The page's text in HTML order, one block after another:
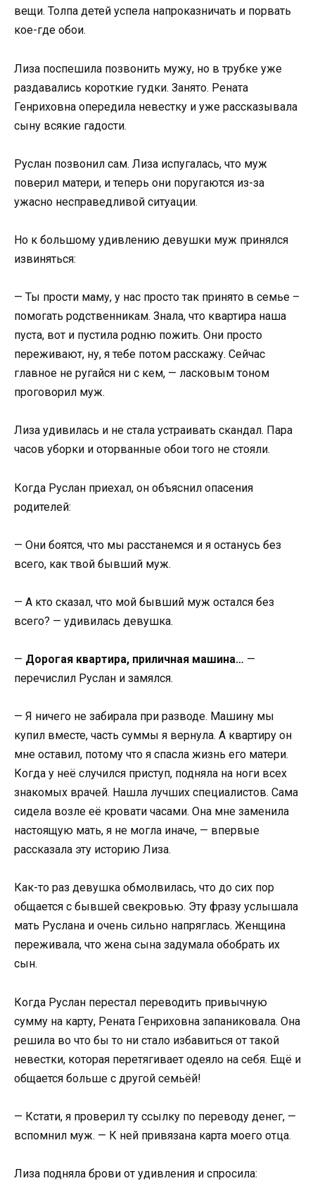
вещи. Толпа детей успела напроказничать и порвать
кое-где обои.
Лиза поспешила позвонить мужу, но в трубке уже
раздавались короткие гудки. Занято. Рената
Генриховна опередила невестку и уже рассказывала
сыну всякие гадости.
Руслан позвонил сам. Лиза испугалась, что муж
поверил матери, и теперь они поругаются из-за
ужасно несправедливой ситуации.
Но к большому удивлению девушки муж принялся
извиняться:
— Ты прости маму, у нас просто так принято в семье –
помогать родственникам. Знала, что квартира наша
пуста, вот и пустила родню пожить. Они просто
переживают, ну, я тебе потом расскажу. Сейчас
главное не ругайся ни с кем, — ласковым тоном
проговорил муж.
Лиза удивилась и не стала устраивать скандал. Пара
часов уборки и оторванные обои того не стояли.
Когда Руслан приехал, он объяснил опасения
родителей:
— Они боятся, что мы расстанемся и я останусь без
всего, как твой бывший муж.
— А кто сказал, что мой бывший муж остался без
всего? — удивилась девушка.
— Дорогая квартира, приличная машина… —
перечислил Руслан и замялся.
— Я ничего не забирала при разводе. Машину мы
купил вместе, часть суммы я вернула. А квартиру он
мне оставил, потому что я спасла жизнь его матери.
Когда у неё случился приступ, подняла на ноги всех
знакомых врачей. Нашла лучших специалистов. Сама
сидела возле её кровати часами. Она мне заменила
настоящую мать, я не могла иначе, — впервые
рассказала эту историю Лиза.
Как-то раз девушка обмолвилась, что до сих пор
общается с бывшей свекровью. Эту фразу услышала
мать Руслана и очень сильно напряглась. Женщина
переживала, что жена сына задумала обобрать их
сын.
Когда Руслан перестал переводить привычную
сумму на карту, Рената Генриховна запаниковала. Она
решила во что бы то ни стало избавиться от такой
невестки, которая перетягивает одеяло на себя. Ещё и
общается больше с другой семьёй!
— Кстати, я проверил ту ссылку по переводу денег, —
вспомнил муж. — К ней привязана карта моего отца.
Лиза подняла брови от удивления и спросила: